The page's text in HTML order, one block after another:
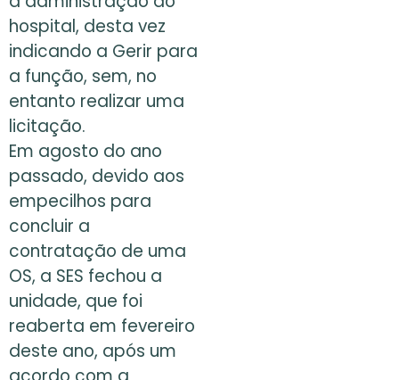
hospital, desta vez
indicando a Gerir para
a função, sem, no
entanto realizar uma
licitação.
Em agosto do ano
passado, devido aos
empecilhos para
concluir a
contratação de uma
OS, a SES fechou a
unidade, que foi
reaberta em fevereiro
deste ano, após um